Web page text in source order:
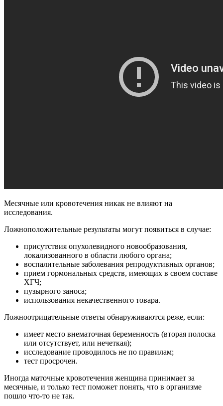
Месячные или кровотечения никак не влияют на
исследования.
Ложноположительные результаты могут появиться в случае:
присутствия опухолевидного новообразования,
локализованного в области любого органа;
воспалительные заболевания репродуктивных органов;
прием гормональных средств, имеющих в своем составе
ХГЧ;
пузырного заноса;
использования некачественного товара.
Ложноотрицательные ответы обнаруживаются реже, если:
имеет место внематочная беременность (вторая полоска
или отсутствует, или нечеткая);
исследование проводилось не по правилам;
тест просрочен.
Иногда маточные кровотечения женщина принимает за
месячные, и только тест поможет понять, что в организме
пошло что-то не так.